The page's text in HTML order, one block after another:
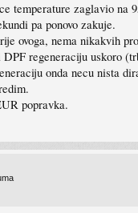
temperature zaglavio na
pa ponovo zakuje.
ovoga, nema nikakvih
regeneraciju uskoro
onda necu nista
popravka.